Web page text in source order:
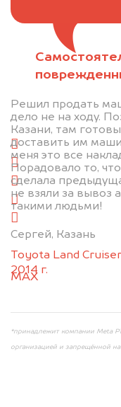
Решил продать
дело не на ходу.
Казани, там
доставить им
меня это все
Порадовало то,
сделала
не взяли за вывоз
такими людьми!
Сергей, Казань
Toyota Land
2014 г.
Отправьте
1.
спереди
сзади
слева
справа
+79584983298 по
MAX или на
*принадлежит компании Meta
организацией и запрещённой